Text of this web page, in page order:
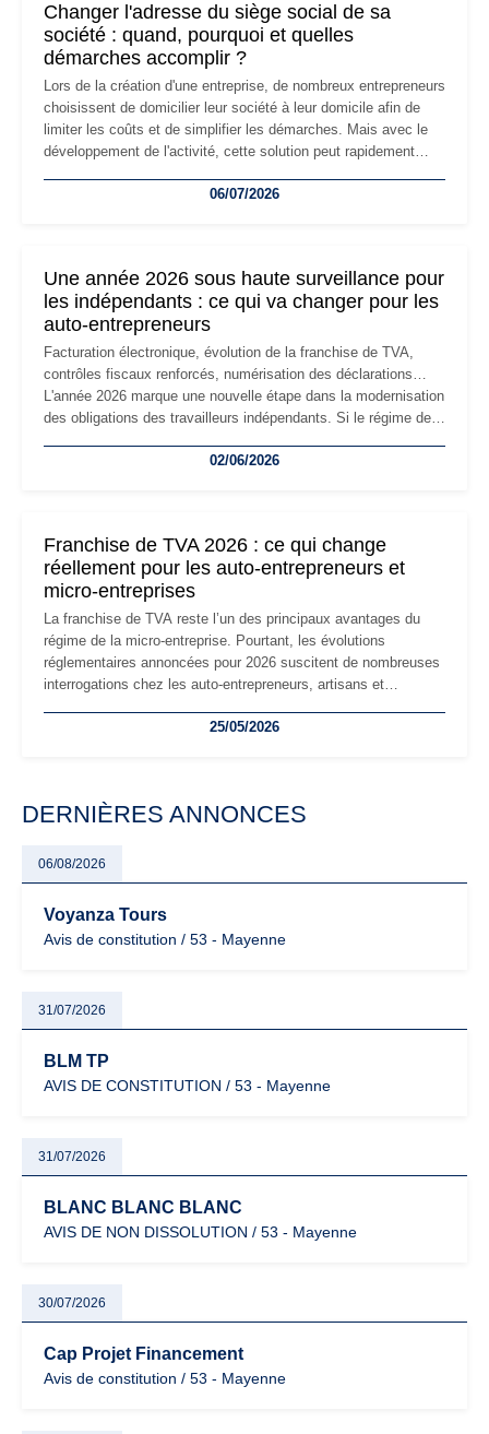
Changer l'adresse du siège social de sa
société : quand, pourquoi et quelles
démarches accomplir ?
Lors de la création d'une entreprise, de nombreux entrepreneurs
choisissent de domicilier leur société à leur domicile afin de
limiter les coûts et de simplifier les démarches. Mais avec le
développement de l'activité, cette solution peut rapidement
professionnels, recrutement, image de marque… Le
06/07/2026
Une année 2026 sous haute surveillance pour
les indépendants : ce qui va changer pour les
auto-entrepreneurs
Facturation électronique, évolution de la franchise de TVA,
contrôles fiscaux renforcés, numérisation des déclarations…
L'année 2026 marque une nouvelle étape dans la modernisation
des obligations des travailleurs indépendants. Si le régime de
les auto-entrepreneurs devront s'adapter à un environnement
02/06/2026
Franchise de TVA 2026 : ce qui change
réellement pour les auto-entrepreneurs et
micro-entreprises
La franchise de TVA reste l’un des principaux avantages du
régime de la micro-entreprise. Pourtant, les évolutions
réglementaires annoncées pour 2026 suscitent de nombreuses
interrogations chez les auto-entrepreneurs, artisans et
facturation ou risque de bascule vers la TVA : les règles
25/05/2026
DERNIÈRES ANNONCES
06/08/2026
Voyanza Tours
Avis de constitution / 53 - Mayenne
31/07/2026
BLM TP
AVIS DE CONSTITUTION / 53 - Mayenne
31/07/2026
BLANC BLANC BLANC
AVIS DE NON DISSOLUTION / 53 - Mayenne
30/07/2026
Cap Projet Financement
Avis de constitution / 53 - Mayenne